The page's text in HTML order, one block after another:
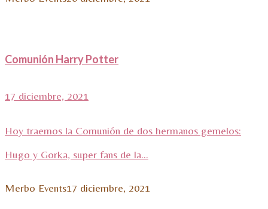
Comunión Harry Potter
17 diciembre, 2021
Hoy traemos la Comunión de dos hermanos gemelos:
Hugo y Gorka, super fans de la...
Merbo Events17 diciembre, 2021